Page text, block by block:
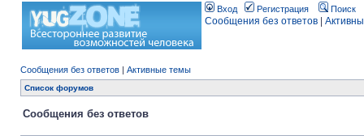
Вход Регистрация Поиск
Сообщения без ответов
Сообщения без ответов | Активные темы
Список форумов
Сообщения без ответов